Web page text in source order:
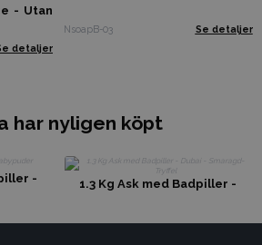
- Utan
detaljer
NsoapB-03 Se detaljer
har nyligen köpt
-
1.3 Kg Ask med Badpiller -